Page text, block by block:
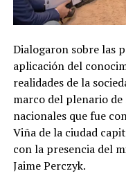
Dialogaron sobre las
aplicación del
realidades de la
marco del plenario
nacionales que fue
Viña de la ciudad
con la presencia del
Jaime Perczyk.